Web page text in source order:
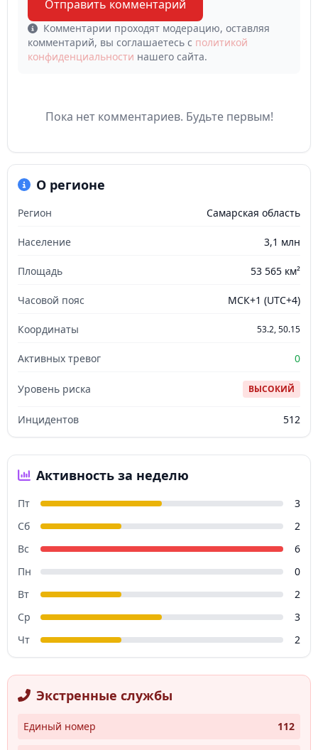
Отправить комментарий
Комментарии проходят модерацию, оставляя
комментарий, вы соглашаетесь с политикой
конфиденциальности нашего сайта.
Пока нет комментариев. Будьте первым!
О регионе
Регион Самарская область
Население 3,1 млн
Площадь 53 565 км²
Часовой пояс МСК+1 (UTC+4)
Координаты 53.2, 50.15
Активных тревог 0
Уровень риска ВЫСОКИЙ
Инцидентов 512
Активность за неделю
Пт
3
Сб
2
Вс
6
Пн
0
Вт
2
Ср
3
Чт
2
Экстренные службы
Единый номер 112